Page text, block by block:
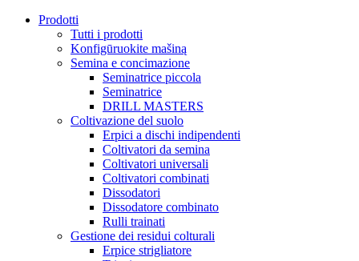
Prodotti
Tutti i prodotti
Konfigūruokite mašiną
Semina e concimazione
Seminatrice piccola
Seminatrice
DRILL MASTERS
Coltivazione del suolo
Erpici a dischi indipendenti
Coltivatori da semina
Coltivatori universali
Coltivatori combinati
Dissodatori
Dissodatore combinato
Rulli trainati
Gestione dei residui colturali
Erpice strigliatore